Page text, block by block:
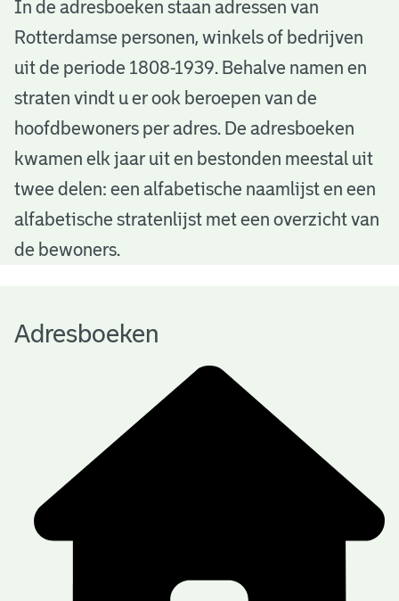
A
d
e
b
o
e
e
In de adresboeken staan adressen van
Rotterdamse personen, winkels of bedrijven
uit de periode 1808-1939. Behalve namen en
straten vindt u er ook beroepen van de
hoofdbewoners per adres. De adresboeken
kwamen elk jaar uit en bestonden meestal uit
twee delen: een alfabetische naamlijst en een
alfabetische stratenlijst met een overzicht van
de bewoners.
Adresboeken